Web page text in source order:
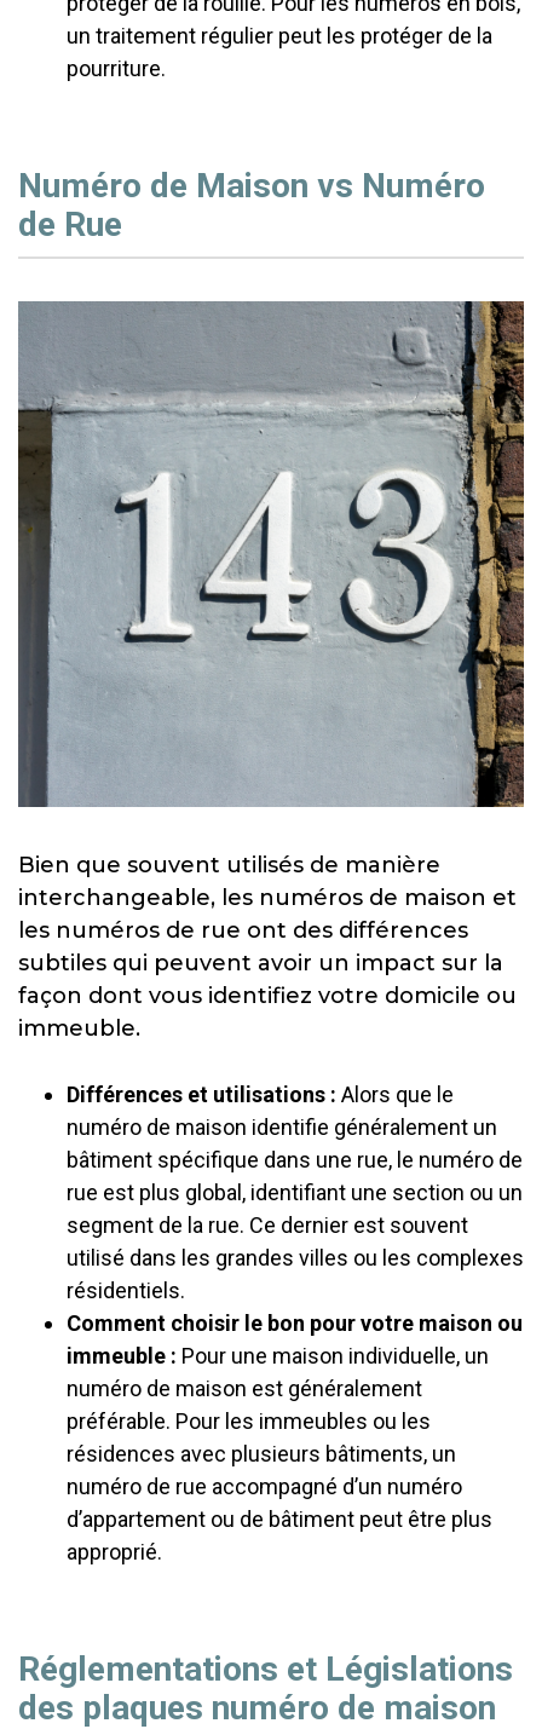
un traitement régulier peut les protéger de la
pourriture.
Numéro de Maison vs Numéro
de Rue
Bien que souvent utilisés de manière
interchangeable, les numéros de maison et
les numéros de rue ont des différences
subtiles qui peuvent avoir un impact sur la
façon dont vous identifiez votre domicile ou
immeuble.
Différences et utilisations : Alors que le
numéro de maison identifie généralement un
bâtiment spécifique dans une rue, le numéro de
rue est plus global, identifiant une section ou un
segment de la rue. Ce dernier est souvent
utilisé dans les grandes villes ou les complexes
résidentiels.
Comment choisir le bon pour votre maison ou
immeuble : Pour une maison individuelle, un
numéro de maison est généralement
préférable. Pour les immeubles ou les
résidences avec plusieurs bâtiments, un
numéro de rue accompagné d’un numéro
d’appartement ou de bâtiment peut être plus
approprié.
Réglementations et Législations
des plaques numéro de maison